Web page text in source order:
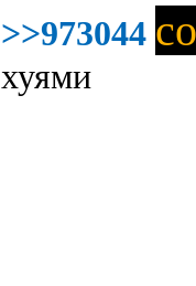
>>973044
хуями